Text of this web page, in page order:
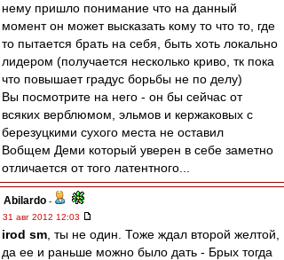
нему пришло понимание что на данный
момент он может высказать кому то что то, где
то пытается брать на себя, быть хоть локально
лидером (получается несколько криво, тк пока
что повышает градус борьбы не по делу)
Вы посмотрите на него - он бы сейчас от
всяких верблюмом, эльмов и кержаковых с
березуцкими сухого места не оставил
Вобщем Деми который уверен в себе заметно
отличается от того латентного...
Abilardo -
31 авг 2012 12:03
irod sm , ты не один. Тоже ждал второй желтой,
да ее и раньше можно было дать - Брых тогда